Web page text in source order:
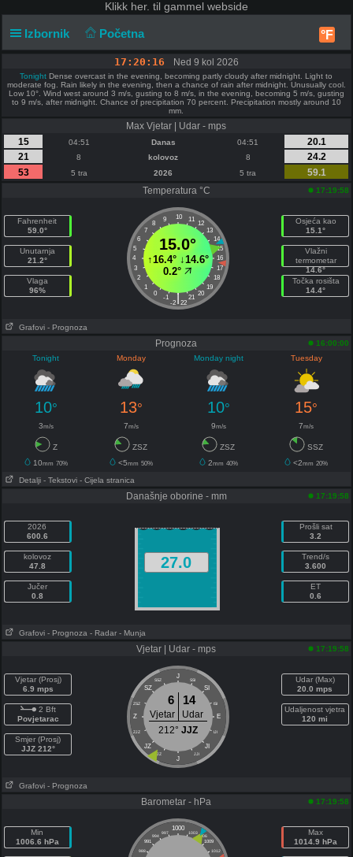
Klikk her. til gammel webside
Izbornik Početna °F
17:20:17 Ned 9 kol 2026
Tonight Dense overcast in the evening, becoming partly cloudy after midnight. Light to
moderate fog. Rain likely in the evening, then a chance of rain after midnight. Unusually cool.
Low 10°. Wind west around 3 m/s, gusting to 8 m/s, in the evening, becoming 5 m/s, gusting
to 9 m/s, after midnight. Chance of precipitation 70 percent. Precipitation mostly around 10
mm.
Max Vjetar | Udar - mps
15
04:51 Danas 04:51
20.1
21
8 kolovoz 8
24.2
53
5 tra 2026 5 tra
59.1
Temperatura °C
17:19:58
Fahrenheit
59.0°
Unutarnja
21.2°
Vlaga
96%
10
9 11
8
12
7
13
6
14
5
15
4
16
3
17
2
18
1
19
0
20
-1 21
|
-2 22
15.0°
↑16.4°↓14.6°
0.2°
Osjeća kao
15.1°
Vlažni
termometar
14.6°
Točka rosišta
14.4°
Grafovi - Prognoza
Prognoza
16:00:00
Tonight
Monday Monday night Tuesday
10° 13° 10° 15°
3m/s 7m/s 9m/s 7m/s
Z ZSZ ZSZ
SSZ
10mm 70% <5mm 50% 2mm 40% <2mm 20%
Detalji - Tekstovi - Cijela stranica
Današnje oborine - mm 17:19:58
2026
600.6
kolovoz
47.8
Jučer
0.8
27.0
Prošli sat
3.2
Trend/s
3.600
ET
0.6
Grafovi - Prognoza - Radar - Munja
Vjetar | Udar - mps 17:19:58
Vjetar (Prosj)
6.9 mps
2 Bft
Povjetarac
Smjer (Prosj)
JJZ 212°
J
SSZ SSI
SZ SI
ZSZ ISI
Z E
ZJZ IJI
JZ JI
JJZ JJI
J
6 14
Vjetar
Udar
212° JJZ
Udar (Max)
20.0 mps
Udaljenost vjetra
120 mi
Grafovi - Prognoza
Barometar - hPa 17:19:58
Min
1006.6 hPa
1000
997 1003
994
1006
991
1009
988
1012
Max
1014.9 hPa